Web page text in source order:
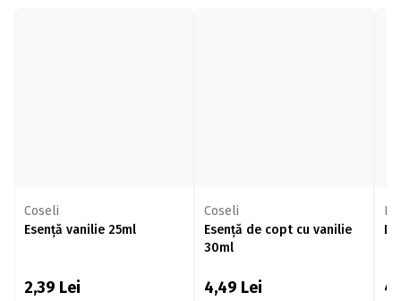
Coseli
Esență vanilie 25ml
2,39 Lei
Coseli
Esență de copt cu vanilie
30ml
4,49 Lei